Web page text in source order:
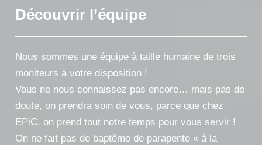
Découvrir l’équipe
Nous sommes une équipe à taille humaine de trois
moniteurs à votre disposition !
Vous ne nous connaissez pas encore… mais pas de
doute, on prendra soin de vous, parce que chez
EPiC, on prend tout notre temps pour vous servir !
On ne fait pas de baptême de parapente « à la